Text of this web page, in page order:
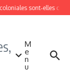
sont‑elles
M
e
n
u